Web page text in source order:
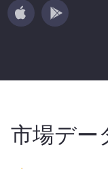
市場デー